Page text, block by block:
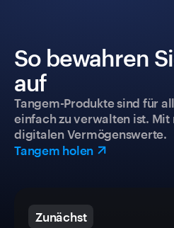
So bewahren
auf
Tangem-Produkte sind für
einfach zu verwalten ist.
digitalen Vermögenswerte.
Tangem holen
Zunächst